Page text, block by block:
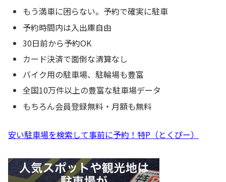
もう満車に困らない。予約で確実に駐車
予約時間内は入出庫自由
30日前から予約OK
カード決済で面倒な清算なし
バイク用の駐車場、駐輪場も豊富
全国10万件以上の豊富な駐車場データ
もちろん会員登録無料・月額も無料
安い駐車場を検索して事前に予約！特P（とくぴー）